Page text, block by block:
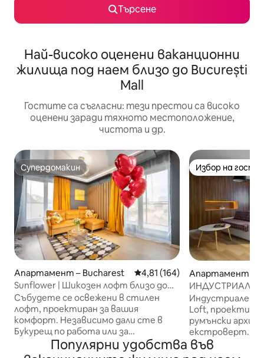
Търсене
Най-високо оценени ваканционни
жилища под наем близо до București
Mall
Гостите са съгласни: тези престои са високо
оценени заради тяхното местоположение,
чистота и др.
Супердомакин
Супердомакин
Апартамент – Bucharest Средна оценка: 4,81 от 5,
4,81 (164)
Sunflower | Шикозен лофт близо до
площад „Уния“
Събудете се освежени в стилен
лофт, проектиран за вашия
комфорт. Независимо дали сте в
Букурещ по работа или за
удоволствие, Sunflower Loft предлага
перфектния баланс между
Избор на
Избор на
Апартамент –
КРЪСТНИКА В
Индустриален
Loft,
румънски
екстроверт.
за двойки или
Популярни удобства във